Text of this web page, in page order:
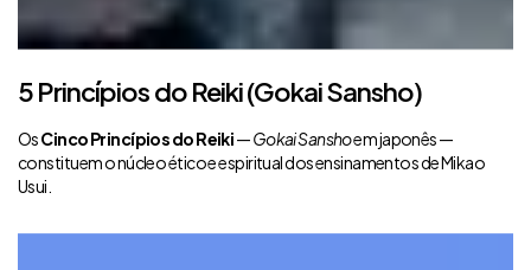
5 Princípios do Reiki (Gokai Sansho)
OsCinco Princípios do Reiki—Gokai Sanshoem japonês —
constituem o núcleo ético e espiritual dos ensinamentos de Mikao
Usui.